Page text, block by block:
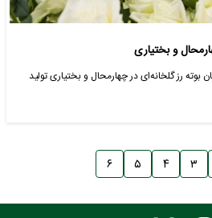
و بختیاری
رز گلخانه‌ای در چهارمحال و بختیاری تولید
۳ ۴ ۵ ۶